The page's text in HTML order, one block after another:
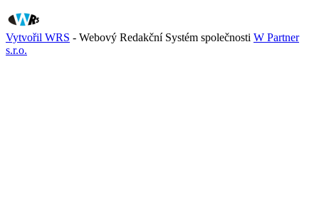
Vytvořil WRS - Webový Redakční Systém společnosti W Partner
s.r.o.